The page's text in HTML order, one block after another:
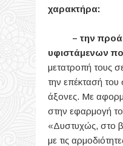
χαρακτήρα:
– την
υφιστάμενων
μετατροπή τους
την επέκτασή του
άξονες. Με
στην εφαρμογή
«Δυστυχώς, στο
με τις